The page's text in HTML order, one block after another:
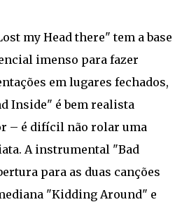
my Head there" tem a base
imenso para fazer
em lugares fechados,
Inside" é bem realista
– é difícil não rolar uma
A instrumental "Bad
para as duas canções
"Kidding Around" e